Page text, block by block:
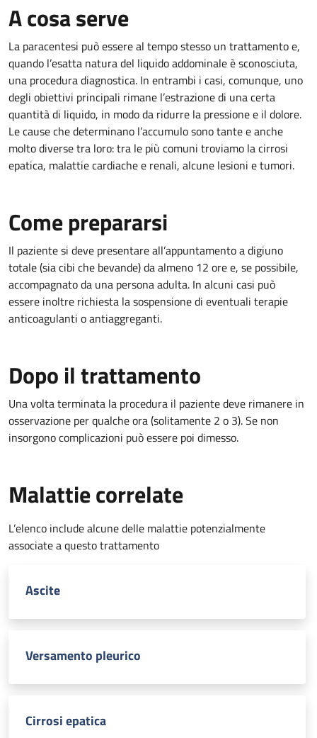
A cosa serve
La paracentesi può essere al tempo stesso un trattamento e,
quando l’esatta natura del liquido addominale è sconosciuta,
una procedura diagnostica. In entrambi i casi, comunque, uno
degli obiettivi principali rimane l’estrazione di una certa
quantità di liquido, in modo da ridurre la pressione e il dolore.
Le cause che determinano l’accumulo sono tante e anche
molto diverse tra loro: tra le più comuni troviamo la cirrosi
epatica, malattie cardiache e renali, alcune lesioni e tumori.
Come prepararsi
Il paziente si deve presentare all’appuntamento a digiuno
totale (sia cibi che bevande) da almeno 12 ore e, se possibile,
accompagnato da una persona adulta. In alcuni casi può
essere inoltre richiesta la sospensione di eventuali terapie
anticoagulanti o antiaggreganti.
Dopo il trattamento
Una volta terminata la procedura il paziente deve rimanere in
osservazione per qualche ora (solitamente 2 o 3). Se non
insorgono complicazioni può essere poi dimesso.
Malattie correlate
L’elenco include alcune delle malattie potenzialmente
associate a questo trattamento
Ascite
Versamento pleurico
Cirrosi epatica